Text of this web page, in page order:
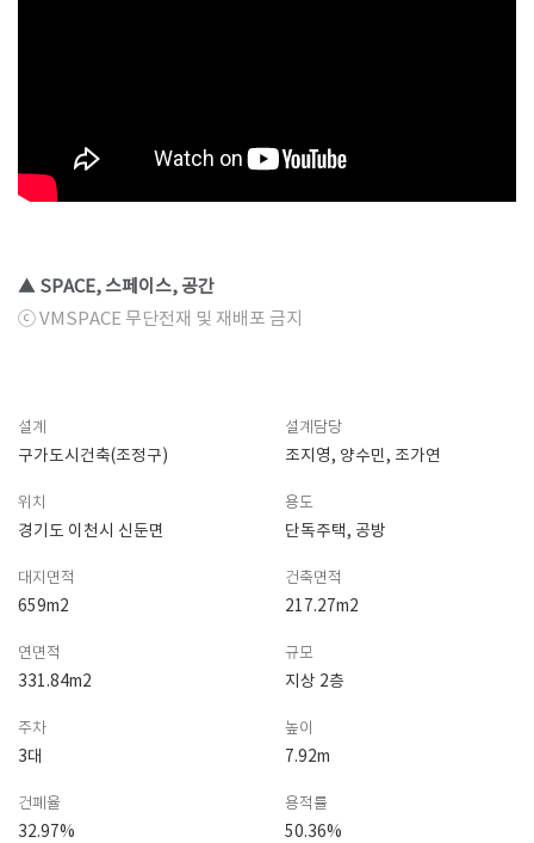
▲ SPACE, 스페이스, 공간
ⓒ VMSPACE 무단전재 및 재배포 금지
설계
구가도시건축(조정구)
설계담당
조지영, 양수민, 조가연
위치
경기도 이천시 신둔면
용도
단독주택, 공방
대지면적
659m2
건축면적
217.27m2
연면적
331.84m2
규모
지상 2층
주차
3대
높이
7.92m
건폐율
32.97%
용적률
50.36%